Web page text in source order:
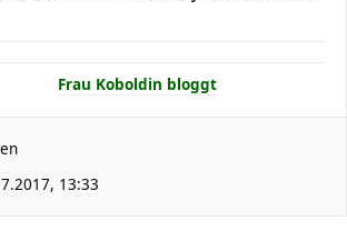
Frau Koboldin bloggt
13:33